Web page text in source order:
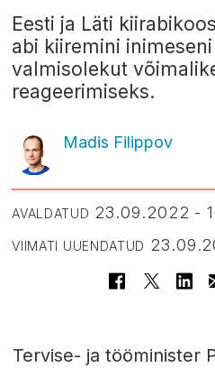
Eesti ja Läti
abi kiiremini
valmisolekut
reageerimiseks.
Madis Filippov
AVALDATUD 23.09.2022 -
VIIMATI UUENDATUD
Tervise- ja tööminister